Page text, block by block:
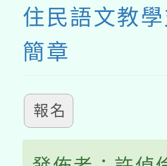
住民語文教
簡章
報名